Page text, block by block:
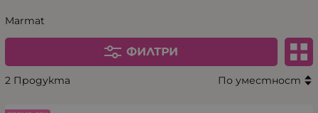
Marmat
ФИЛТРИ
2 Продукта По уместност